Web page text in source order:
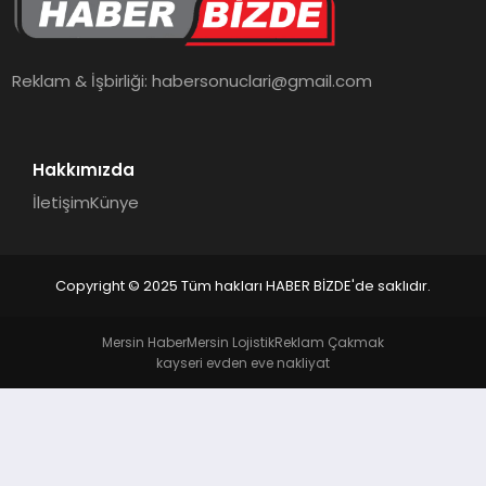
TEKNOLOJI
Reklam & İşbirliği:habersonuclari@gmail.com
Hakkımızda
İletişimKünye
Copyright © 2025 Tüm hakları HABER BİZDE'de saklıdır.
Mersin HaberMersin LojistikReklam Çakmak
kayseri evden eve nakliyat